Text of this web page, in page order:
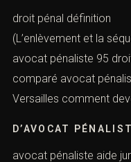
91 droit pénal définition
avocat pénaliste 92
DROIT PÉNAL DE
droit pénal
avocat pénaliste 95
comparé avocat